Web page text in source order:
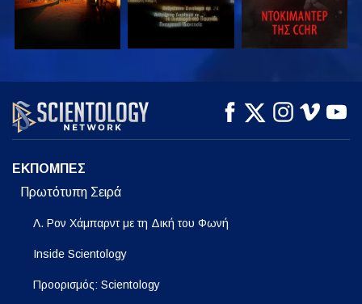
ΠΑΡΑΚΟΛΟΥΘΗΣΤΕ ΠΑΡΑΚΟΛΟΥΘΗΣΤΕ
ΕΞΕΡΕΥΝΗΣΤΕ ΤΗ
ΣΕΙΡΑ
ΕΚΠΟΜΠΕΣ
Πρωτότυπη Σειρά
Λ. Ρον Χάμπαρντ με τη Δική του Φωνή
Inside Scientology
Προορισμός: Scientology